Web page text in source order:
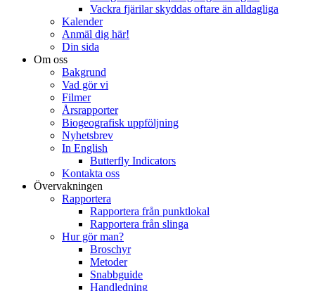
Vackra fjärilar skyddas oftare än alldagliga
Kalender
Anmäl dig här!
Din sida
Om oss
Bakgrund
Vad gör vi
Filmer
Årsrapporter
Biogeografisk uppföljning
Nyhetsbrev
In English
Butterfly Indicators
Kontakta oss
Övervakningen
Rapportera
Rapportera från punktlokal
Rapportera från slinga
Hur gör man?
Broschyr
Metoder
Snabbguide
Handledning